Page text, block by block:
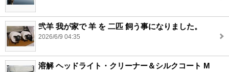
弐羊 我が家で 羊 を 二匹 飼う事になりました。
2026/6/9 04:35
溶解 ヘッドライト・クリーナー＆シルクコート M